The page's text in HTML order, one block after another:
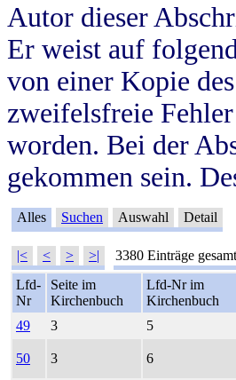
Autor dieser
Er weist auf
von einer Kopie
zweifelsfreie
worden. Bei der
gekommen sein.
Alles Suchen Auswahl Detail
|< < > >| 3380 Einträge
Lfd-
Nr
Seite im
Kirchenbuch
Lfd-Nr im
Kirchenbuch
49
3 5
50 3 6